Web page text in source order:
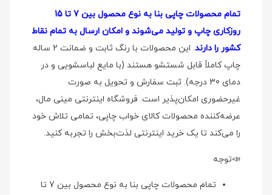
تمام محصولات چاپی بنا به نوع محصول بین 7 تا 15
روزکاری چاپ و تولید می‌شوند و امکان ارسال به تمام نقاط
کشور را دارند
. این محصولات با رنگ ثابت و ضمانت 2 ساله
چاپ کاملاً قابل شستشو هستند (با مایع لباسشویی و در
دمای 30 درجه). ثبت سفارش و تحویل به صورت
غیرحضوری امکان‌پذیر است. فروشگاه اینترنتی مینی مال،
عرضه‌کننده محصولات کالای خواب چاپی، تمامی تلاش خود
را می‌کند تا یک خرید اینترنتی لذت‌بخش را تجربه کنید.
📣توجه
تمام محصولات چاپی بنا به نوع محصول بین 7 تا